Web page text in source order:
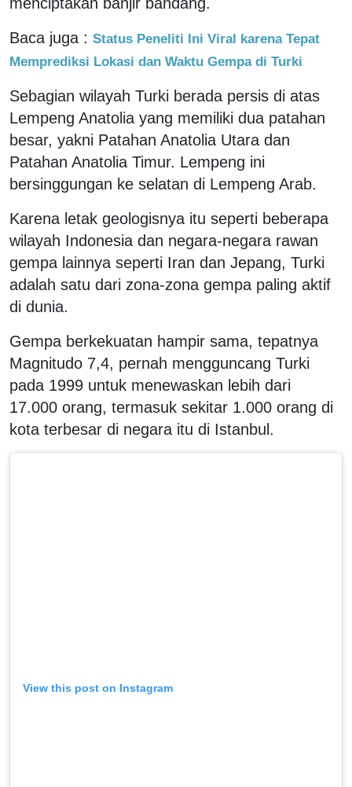
Baca juga : Status Peneliti Ini Viral karena Tepat
Memprediksi Lokasi dan Waktu Gempa di Turki
Sebagian wilayah Turki berada persis di atas
Lempeng Anatolia yang memiliki dua patahan
besar, yakni Patahan Anatolia Utara dan
Patahan Anatolia Timur. Lempeng ini
bersinggungan ke selatan di Lempeng Arab.
Karena letak geologisnya itu seperti beberapa
wilayah Indonesia dan negara-negara rawan
gempa lainnya seperti Iran dan Jepang, Turki
adalah satu dari zona-zona gempa paling aktif
di dunia.
Gempa berkekuatan hampir sama, tepatnya
Magnitudo 7,4, pernah mengguncang Turki
pada 1999 untuk menewaskan lebih dari
17.000 orang, termasuk sekitar 1.000 orang di
kota terbesar di negara itu di Istanbul.
View this post on Instagram